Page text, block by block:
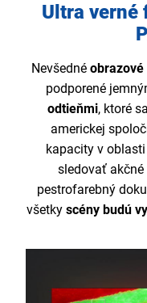
Ultra verné
Nevšedné
podporené
odtieňmi, ktoré
americkej
kapacity v
sledovať akčné
pestrofarebný
všetky scény budú